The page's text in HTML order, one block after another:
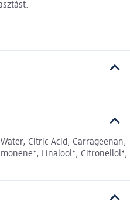
Citric Acid, Carrageenan,
Linalool*, Citronellol*,